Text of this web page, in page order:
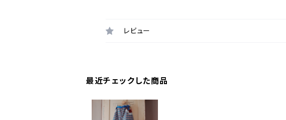
レビュー
最近チェックした商品